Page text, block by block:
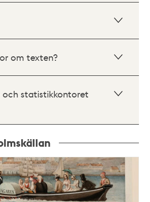
om texten?
och statistikkontoret